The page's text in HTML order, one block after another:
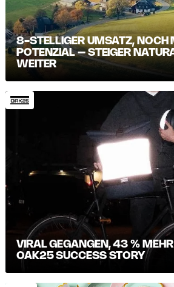
8-STELLIGER UMSATZ, NOCH
POTENZIAL – STEIGER
WEITER
VIRAL GEGANGEN, 43 %
OAK25 SUCCESS STORY